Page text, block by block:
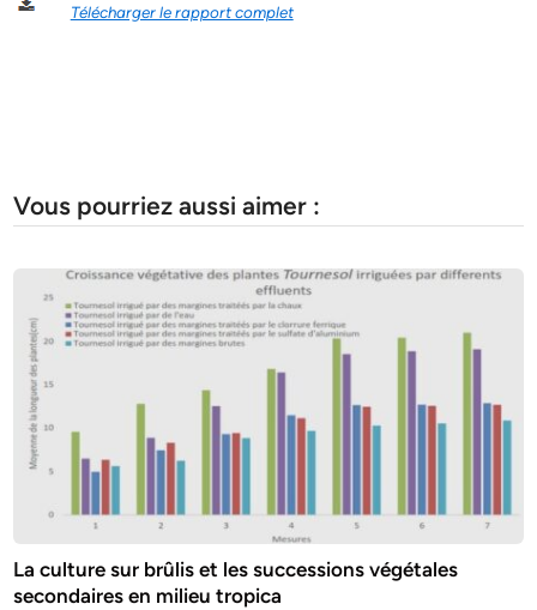
Télécharger le rapport complet
Vous pourriez aussi aimer :
La culture sur brûlis et les successions végétales
secondaires en milieu tropica